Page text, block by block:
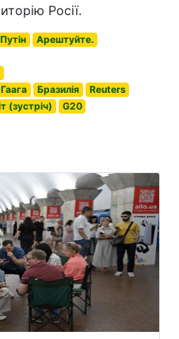
Росії.
Арештуйте.
Гаага Бразилія
Reuters
(зустріч)
G20